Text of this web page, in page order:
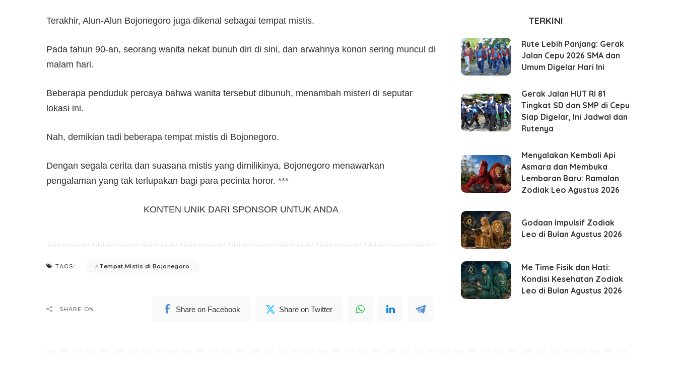
Terakhir, Alun-Alun Bojonegoro juga dikenal sebagai tempat mistis.
Pada tahun 90-an, seorang wanita nekat bunuh diri di sini, dan arwahnya konon sering muncul di
malam hari.
Beberapa penduduk percaya bahwa wanita tersebut dibunuh, menambah misteri di seputar
lokasi ini.
Nah, demikian tadi beberapa tempat mistis di Bojonegoro.
Dengan segala cerita dan suasana mistis yang dimilikinya, Bojonegoro menawarkan
pengalaman yang tak terlupakan bagi para pecinta horor. ***
KONTEN UNIK DARI SPONSOR UNTUK ANDA
TAGS: Tempat Mistis di Bojonegoro
SHARE ON Share on Facebook Share on Twitter
TERKINI
Rute Lebih Panjang: Gerak
Jalan Cepu 2026 SMA dan
Umum Digelar Hari Ini
Gerak Jalan HUT RI 81
Tingkat SD dan SMP di Cepu
Siap Digelar, Ini Jadwal dan
Rutenya
Menyalakan Kembali Api
Asmara dan Membuka
Lembaran Baru: Ramalan
Zodiak Leo Agustus 2026
Godaan Impulsif Zodiak
Leo di Bulan Agustus 2026
Me Time Fisik dan Hati:
Kondisi Kesehatan Zodiak
Leo di Bulan Agustus 2026